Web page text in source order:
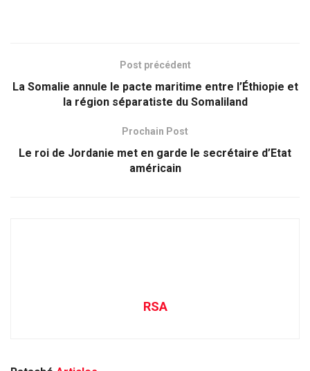
Post précédent
La Somalie annule le pacte maritime entre l’Éthiopie et
la région séparatiste du Somaliland
Prochain Post
Le roi de Jordanie met en garde le secrétaire d’Etat
américain
RSA